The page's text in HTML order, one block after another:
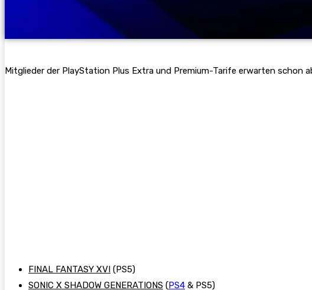
Mitglieder der PlayStation Plus Extra und Premium-Tarife erwarten schon
FINAL FANTASY XVI (PS5)
SONIC X SHADOW GENERATIONS (PS4 & PS5)